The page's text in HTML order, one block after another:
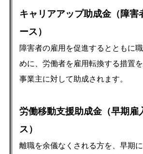
キャリアアップ助成金（障害
ース）
障害者の雇用を促進するとともに
めに、労働者を雇用転換する措置
事業主に対して助成されます。
労働移動支援助成金（早期雇
ス）
離職を余儀なくされる方を、早期